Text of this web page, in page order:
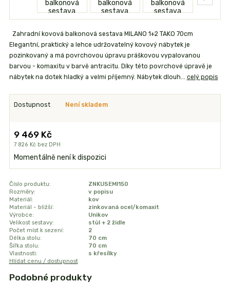
Zahradní kovová balkonová sestava MILANO 1+2 TAKO 70cm
Elegantní, praktický a lehce udržovatelný kovový nábytek je
pozinkovaný a má povrchovou úpravu práškovou vypalovanou
barvou - komaxitu v barvě antracitu. Díky této povrchové úpravě je
nábytek na dotek hladký a velmi příjemný. Nábytek dlouh... celý popis
Dostupnost Není skladem
9 469 Kč
7 826 Kč bez DPH
Momentálně není k dispozici
Číslo produktu:
ZNKUSEMI150
Rozměry:
v popisu
Materiál:
kov
Materiál - bližší:
zinkovaná ocel/komaxit
Výrobce:
Unikov
Velikost sestavy:
stůl + 2 židle
Počet míst k sezení:
2
Délka stolu:
70 cm
Šířka stolu:
70 cm
Vlastnosti:
s křesílky
Hlídat cenu / dostupnost
Podobné produkty